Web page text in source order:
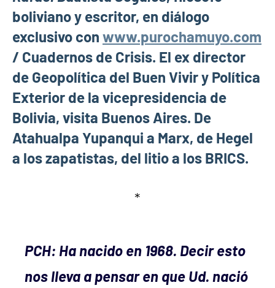
boliviano y escritor, en diálogo
exclusivo con www.purochamuyo.com
/ Cuadernos de Crisis. El ex director
de Geopolítica del Buen Vivir y Política
Exterior de la vicepresidencia de
Bolivia, visita Buenos Aires. De
Atahualpa Yupanqui a Marx, de Hegel
a los zapatistas, del litio a los BRICS.
*
PCH: Ha nacido en 1968. Decir esto
nos lleva a pensar en que Ud. nació